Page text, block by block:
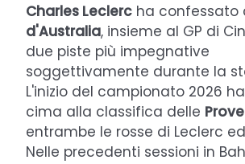
Charles Leclerc ha confessato
d'Australia, insieme al GP di
due piste più impegnative
soggettivamente durante la
L'inizio del campionato 2026
cima alla classifica delle
entrambe le rosse di Leclerc
Nelle precedenti sessioni in